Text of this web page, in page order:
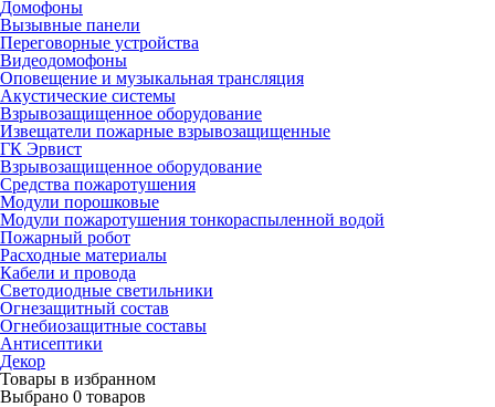
Домофоны
Вызывные панели
Переговорные устройства
Видеодомофоны
Оповещение и музыкальная трансляция
Акустические системы
Взрывозащищенное оборудование
Извещатели пожарные взрывозащищенные
ГК Эрвист
Взрывозащищенное оборудование
Средства пожаротушения
Модули порошковые
Модули пожаротушения тонкораспыленной водой
Пожарный робот
Расходные материалы
Кабели и провода
Светодиодные светильники
Огнезащитный состав
Огнебиозащитные составы
Антисептики
Декор
Товары в избранном
Выбрано 0 товаров